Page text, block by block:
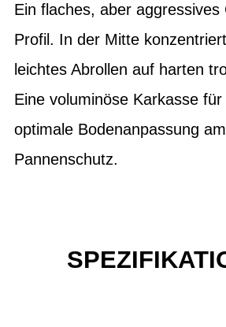
Ein flaches, aber aggressives
Profil. In der Mitte
leichtes Abrollen auf harten
Eine voluminöse Karkasse
optimale Bodenanpassung
Pannenschutz.